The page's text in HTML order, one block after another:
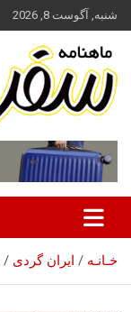
محتوا
بروید
شنبه, آگوست 8, 2026
سفر آنلاین
خـانـه ایران گردی